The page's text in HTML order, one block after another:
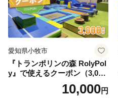
愛知県小牧市
『トランポリンの森 RolyPol
y』で使えるクーポン（3,000
10,000円